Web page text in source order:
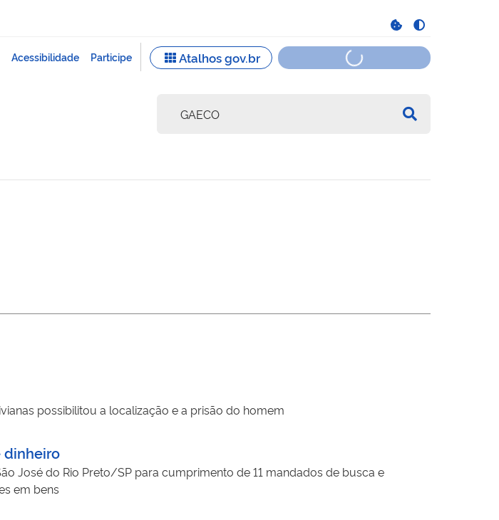
possibilitou a localização e a prisão do homem
dinheiro
José do Rio Preto/SP para cumprimento de 11 mandados de busca e
em bens